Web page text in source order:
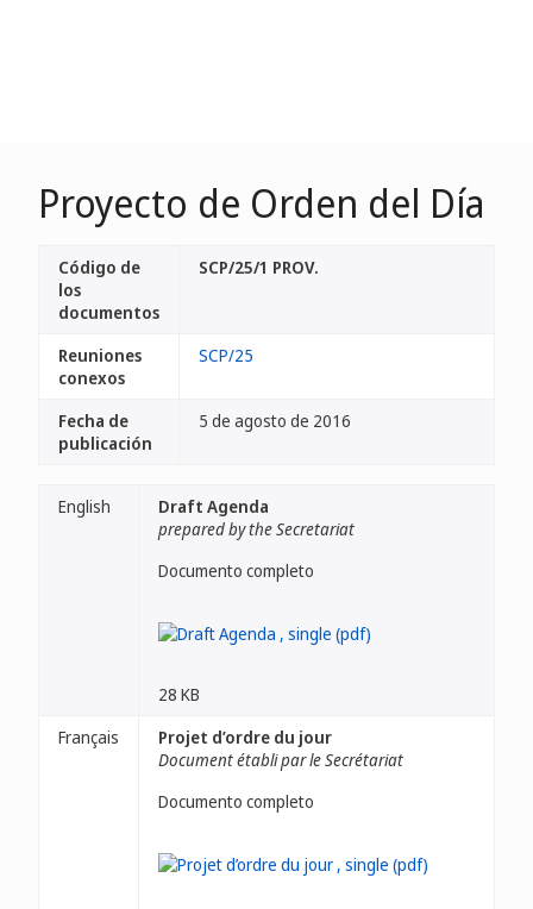
Proyecto de Orden del Día
Código de
los
documentos
SCP/25/1 PROV.
Reuniones
conexos
SCP/25
Fecha de
publicación
5 de agosto de 2016
English
Draft Agenda
prepared by the Secretariat
Documento completo
28 KB
Français
Projet d’ordre du jour
Document établi par le Secrétariat
Documento completo